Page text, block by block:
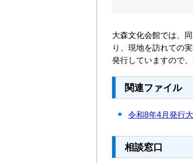
大森文化会館では、
り、現地を訪れての
発行していますので
関連ファイル
令和8年4月発行
相談窓口